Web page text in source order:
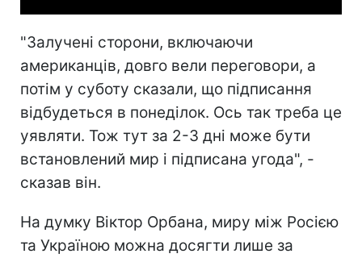
"Залучені сторони, включаючи
американців, довго вели переговори, а
потім у суботу сказали, що підписання
відбудеться в понеділок. Ось так треба це
уявляти. Тож тут за 2-3 дні може бути
встановлений мир і підписана угода", -
сказав він.
На думку Віктор Орбана, миру між Росією
та Україною можна досягти лише за